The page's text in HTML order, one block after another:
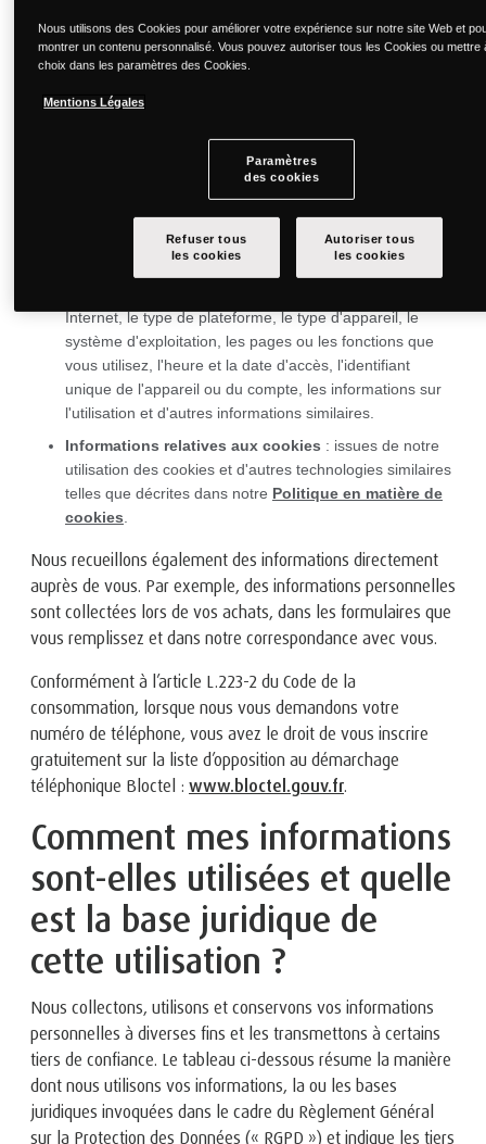
que vous nous avez accordés.
Informations relatives aux retours
votre part ;
Informations de localisation :l'adresse où vous vous
connectez à Internet avec votre ordinateur, ou celle du
Informations relatives au navigateur ou à l'appareil
que vous utilisez pour accéder à notre site web, tels que
Internet, le type de plateforme, le type d'appareil, le
système d'exploitation, les pages ou les fonctions que
vous utilisez, l'heure et la date d'accès, l'identifiant
unique de l'appareil ou du compte, les informations sur
l'utilisation et d'autres informations similaires.
Informations relatives aux cookies : issues de notre
utilisation des cookies et d'autres technologies similaires
telles que décrites dans notre Politique en matière de
cookies
Nous recueillons également des informations directement
auprès de vous. Par exemple, des informations personnelles
sont collectées lors de vos achats, dans les formulaires que
vous remplissez et dans notre correspondance avec vous.
Conformément à l’article L.223-2 du Code de la
consommation, lorsque nous vous demandons votre
numéro de téléphone, vous avez le droit de vous inscrire
gratuitement sur la liste d’opposition au démarchage
téléphonique Bloctel : www.bloctel.gouv.fr.
Comment mes informations
sont-elles utilisées et quelle
est la base juridique de
cette utilisation ?
Nous collectons, utilisons et conservons vos informations
personnelles à diverses fins et les transmettons à certains
tiers de confiance. Le tableau ci-dessous résume la manière
dont nous utilisons vos informations, la ou les bases
juridiques invoquées dans le cadre du Règlement Général
sur la Protection des Données (« RGPD ») et indique les tiers
Nous utilisons des Cookies pour améliorer votre expérience sur notre site Web et
montrer un contenu personnalisé. Vous pouvez autoriser tous les Cookies ou mettre
choix dans les paramètres des Cookies.
Mentions Légales
Paramètres
des cookies
Refuser tous
les cookies
Autoriser tous
les cookies